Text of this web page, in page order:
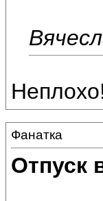
Фанатка
Отпуск